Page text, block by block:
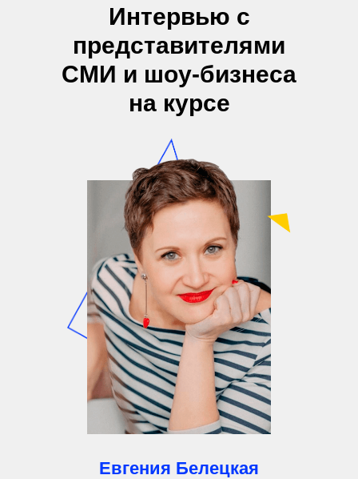
Евгения Белецкая
Интервью с
представителями
СМИ и шоу-бизнеса
на курсе